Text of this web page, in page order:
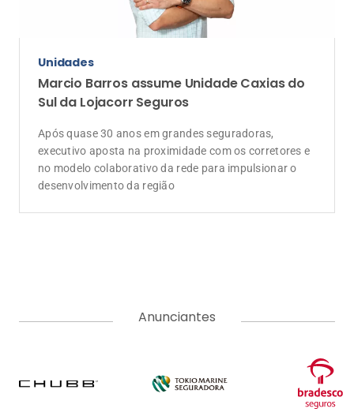
Unidades
Marcio Barros assume Unidade Caxias do
Sul da Lojacorr Seguros
Após quase 30 anos em grandes seguradoras,
executivo aposta na proximidade com os corretores e
no modelo colaborativo da rede para impulsionar o
desenvolvimento da região
Anunciantes